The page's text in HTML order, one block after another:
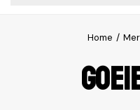
Home /